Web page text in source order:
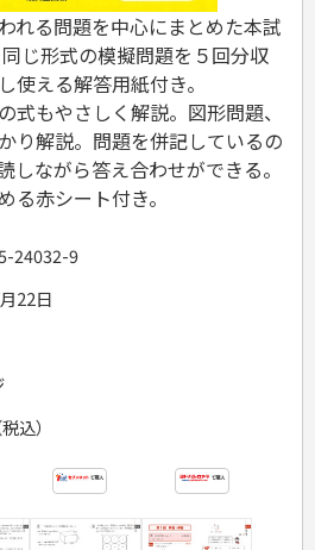
れる問題を中心にまとめた本試
じ形式の模擬問題を５回分収
使える解答用紙付き。
式もやさしく解説。図形問題、
り解説。問題を併記しているの
しながら答え合わせができる。
る赤シート付き。
24032-9
22日
込）